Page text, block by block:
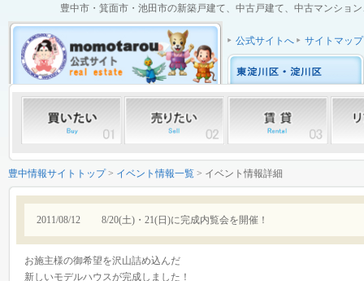
豊中市・箕面市・池田市の新築戸建て、中古戸建て、中古マンショ
公式サイトへ サイトマップ
豊中情報サイトトップ> イベント情報一覧 > イベント情報詳細
2011/08/12 8/20(土)・21(日)に完成内覧会を開催！
お施主様の御希望を沢山詰め込んだ
新しいモデルハウスが完成しました！